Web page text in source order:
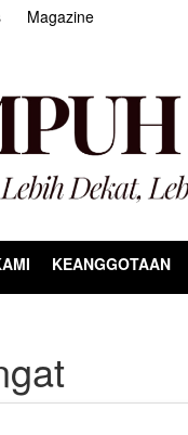
Magazine
KEANGGOTAAN